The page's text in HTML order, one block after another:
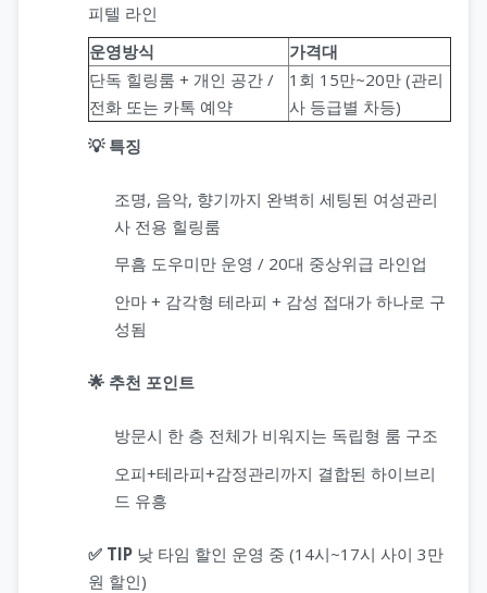
피텔 라인
운영방식
가격대
단독 힐링룸 + 개인 공간 /
전화 또는 카톡 예약
1회 15만~20만 (관리
사 등급별 차등)
💡 특징
조명, 음악, 향기까지 완벽히 세팅된 여성관리
사 전용 힐링룸
무흠 도우미만 운영 / 20대 중상위급 라인업
안마 + 감각형 테라피 + 감성 접대가 하나로 구
성됨
🌟 추천 포인트
방문시 한 층 전체가 비워지는 독립형 룸 구조
오피+테라피+감정관리까지 결합된 하이브리
드 유흥
✅ TIP 낮 타임 할인 운영 중 (14시~17시 사이 3만
원 할인)